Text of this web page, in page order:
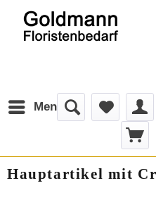
Menü
Hauptartikel mit